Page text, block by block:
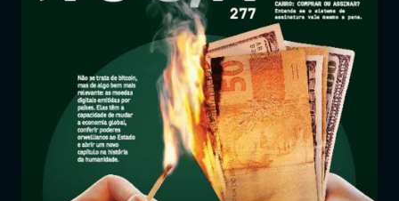
Revistas
Jornais
Notícias